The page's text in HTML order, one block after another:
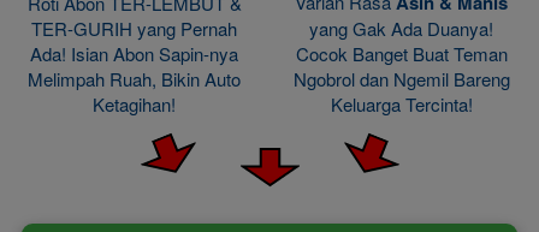
TER-GURIH yang Pernah
Ada! Isian Abon Sapin-nya
Melimpah Ruah, Bikin Auto
Ketagihan!
yang Gak Ada Duanya!
Cocok Banget Buat Teman
Ngobrol dan Ngemil Bareng
Keluarga Tercinta!